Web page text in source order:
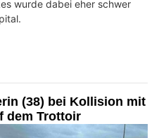
wurde dabei eher schwer
(38) bei Kollision mit
dem Trottoir